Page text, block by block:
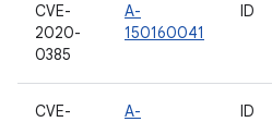
CVE-
2020-
0385
A-
150160041
ID
CVE-
A-
ID